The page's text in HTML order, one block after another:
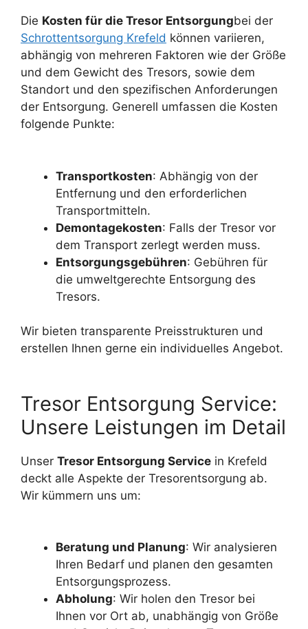
Die Kosten für die Tresor Entsorgungbei der
Schrottentsorgung Krefeld können variieren,
abhängig von mehreren Faktoren wie der Größe
und dem Gewicht des Tresors, sowie dem
Standort und den spezifischen Anforderungen
der Entsorgung. Generell umfassen die Kosten
folgende Punkte:
Transportkosten: Abhängig von der
Entfernung und den erforderlichen
Transportmitteln.
Demontagekosten: Falls der Tresor vor
dem Transport zerlegt werden muss.
Entsorgungsgebühren: Gebühren für
die umweltgerechte Entsorgung des
Tresors.
Wir bieten transparente Preisstrukturen und
erstellen Ihnen gerne ein individuelles Angebot.
Tresor Entsorgung Service:
Unsere Leistungen im Detail
Unser Tresor Entsorgung Service in Krefeld
deckt alle Aspekte der Tresorentsorgung ab.
Wir kümmern uns um:
Beratung und Planung: Wir analysieren
Ihren Bedarf und planen den gesamten
Entsorgungsprozess.
Abholung: Wir holen den Tresor bei
Ihnen vor Ort ab, unabhängig von Größe